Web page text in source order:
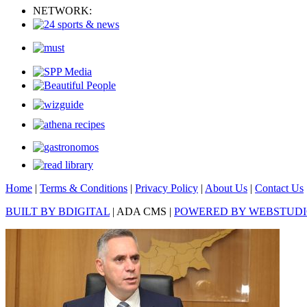
NETWORK:
Home | Terms & Conditions | Privacy Policy | About Us | Contact Us
BUILT BY BDIGITAL | ADA CMS | POWERED BY